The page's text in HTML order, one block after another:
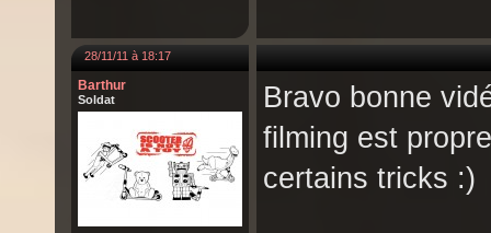
28/11/11 à 18:17
Barthur
Soldat
Bravo bonne
filming est
certains tricks :)